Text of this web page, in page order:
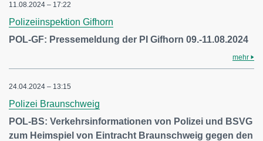
11.08.2024 – 17:22
Polizeiinspektion Gifhorn
POL-GF: Pressemeldung der PI Gifhorn 09.-11.08.2024
mehr
24.04.2024 – 13:15
Polizei Braunschweig
POL-BS: Verkehrsinformationen von Polizei und BSVG
zum Heimspiel von Eintracht Braunschweig gegen den